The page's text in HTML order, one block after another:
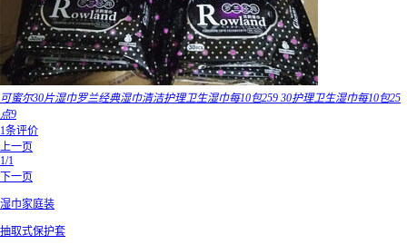
可蜜尔30片湿巾罗兰经典湿巾清洁护理卫生湿巾每10包259 30护理卫生湿巾每10包25
点9
1条评价
上一页
1/1
下一页
湿巾家庭装
抽取式保护套